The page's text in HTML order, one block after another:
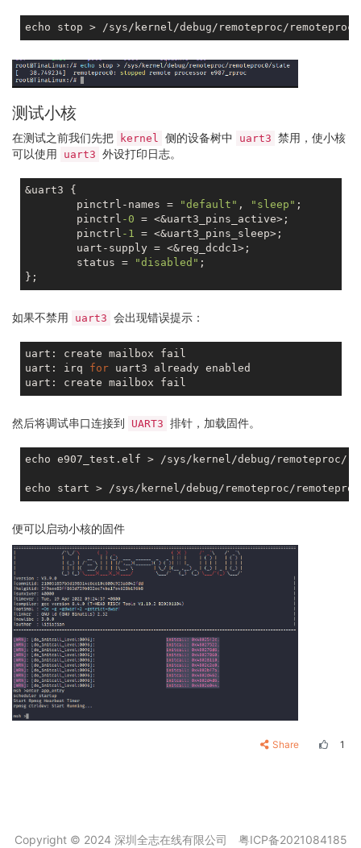
测试小核
在测试之前我们先把 kernel 侧的设备树中 uart3 禁用，使小核
可以使用
uart3 外设打印日志。
&uart3 {
        pinctrl-names =
"default" , "sleep" ;
        pinctrl
-0 = <&uart3_pins_active>;
        pinctrl
-1 = <&uart3_pins_sleep>;
        uart-supply = <&reg_dcdc1>;
        status =
"disabled" ;
如果不禁用 uart3 会出现错误提示：
uart: create mailbox fail
uart: irq for uart3 already enabled
然后将调试串口连接到 UART3 排针，加载固件。
echo e907_test.elf > /sys/kernel/debug/remoteproc/
便可以启动小核的固件
Share 1
Copyright © 2024 深圳全志在线有限公司 粤ICP备2021084185